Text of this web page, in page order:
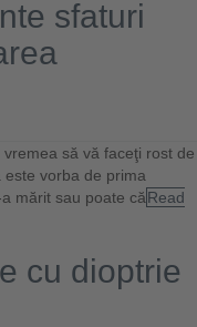
sfaturi
să vă faceţi rost de
vorba de prima
mărit sau poate căRead
cu dioptrie